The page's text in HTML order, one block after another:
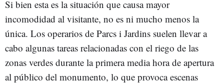
Si bien esta es la situación que causa mayor
incomodidad al visitante, no es ni mucho menos la
única. Los operarios de Parcs i Jardins suelen llevar a
cabo algunas tareas relacionadas con el riego de las
zonas verdes durante la primera media hora de apertura
al público del monumento, lo que provoca escenas